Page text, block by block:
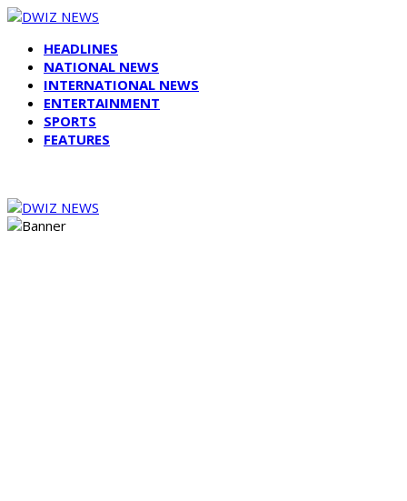
HEADLINES
NATIONAL NEWS
INTERNATIONAL NEWS
ENTERTAINMENT
SPORTS
FEATURES